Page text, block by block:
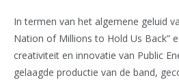
In termen van het algemene geluid
Nation of Millions to Hold Us Back”
creativiteit en innovatie van Public
gelaagde productie van de band,